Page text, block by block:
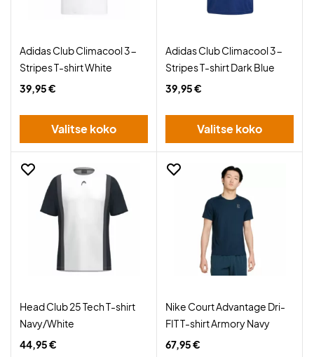
Adidas Club Climacool 3-
Stripes T-shirt White
39,95 €
Valitse koko
Adidas Club Climacool 3-
Stripes T-shirt Dark Blue
39,95 €
Valitse koko
Head Club 25 Tech T-shirt
Navy/White
44,95 €
Nike Court Advantage Dri-
FIT T-shirt Armory Navy
67,95 €